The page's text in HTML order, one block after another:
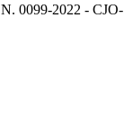
0099-2022 - CJO-